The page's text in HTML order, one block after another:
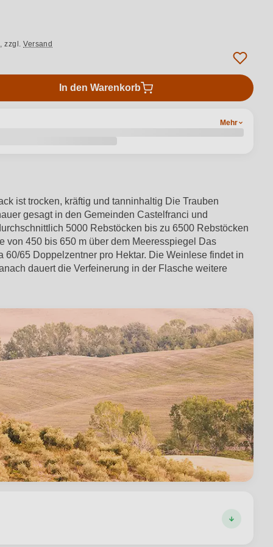
zzgl.Versand
In den Warenkorb
Mehr
ist trocken, kräftig und tanninhaltig Die Trauben
gesagt in den Gemeinden Castelfranci und
5000 Rebstöcken bis zu 6500 Rebstöcken
von 450 bis 650 m über dem Meeresspiegel Das
65 Doppelzentner pro Hektar. Die Weinlese findet in
dauert die Verfeinerung in der Flasche weitere